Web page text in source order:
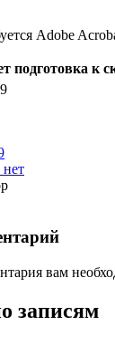
Adobe
подготовка к
вам
записям